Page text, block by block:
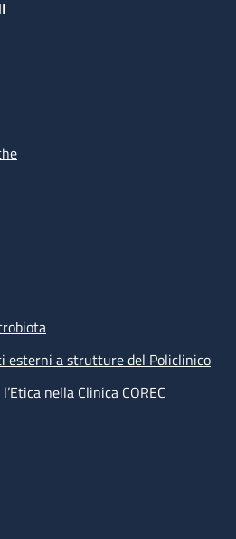
esterni a strutture del Policlinico
nella Clinica COREC